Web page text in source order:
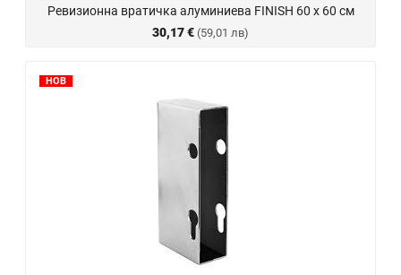
Ревизионна вратичка алуминиева FINISH 60 х 60 см
30,17 € (59,01 лв)
НОВ